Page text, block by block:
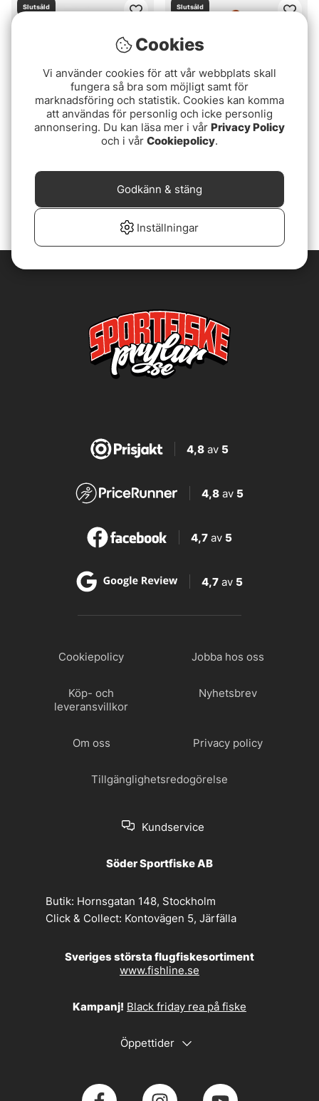
Slutsåld Slutsåld
89 kr
4,8av 5
4,8 av 5
4,7 av 5
4,7 av 5
Cookiepolicy Jobba hos oss
Köp- och
leveransvillkor
Nyhetsbrev
Om oss Privacy policy
Tillgänglighetsredogörelse
Kundservice
Söder Sportfiske AB
Butik: Hornsgatan 148, Stockholm
Click & Collect: Kontovägen 5, Järfälla
Sveriges största flugfiskesortiment
www.fishline.se
Kampanj! Black friday rea på fiske
Öppettider
Cookies
Vi använder cookies för att vår webbplats skall
fungera så bra som möjligt samt för
marknadsföring och statistik. Cookies kan komma
att användas för personlig och icke personlig
annonsering. Du kan läsa mer i vår Privacy Policy
och i vår Cookiepolicy.
Inställningar
Godkänn & stäng